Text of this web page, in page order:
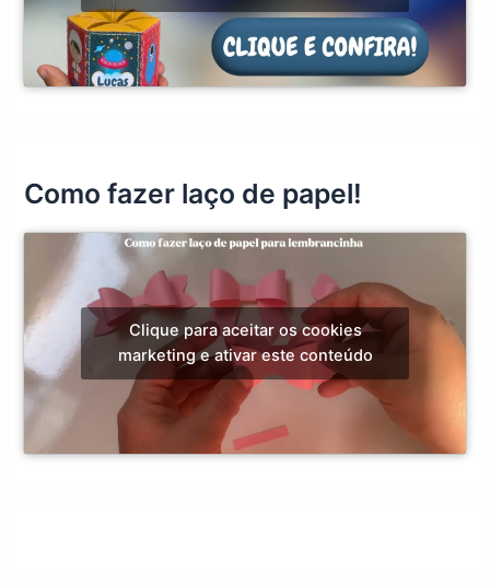
Como fazer laço de papel!
Clique para aceitar os cookies
marketing e ativar este conteúdo